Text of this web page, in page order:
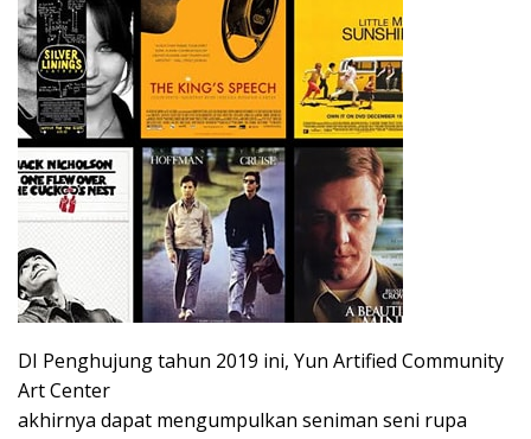
DI Penghujung tahun 2019 ini, Yun Artified Community
Art Center
akhirnya dapat mengumpulkan seniman seni rupa